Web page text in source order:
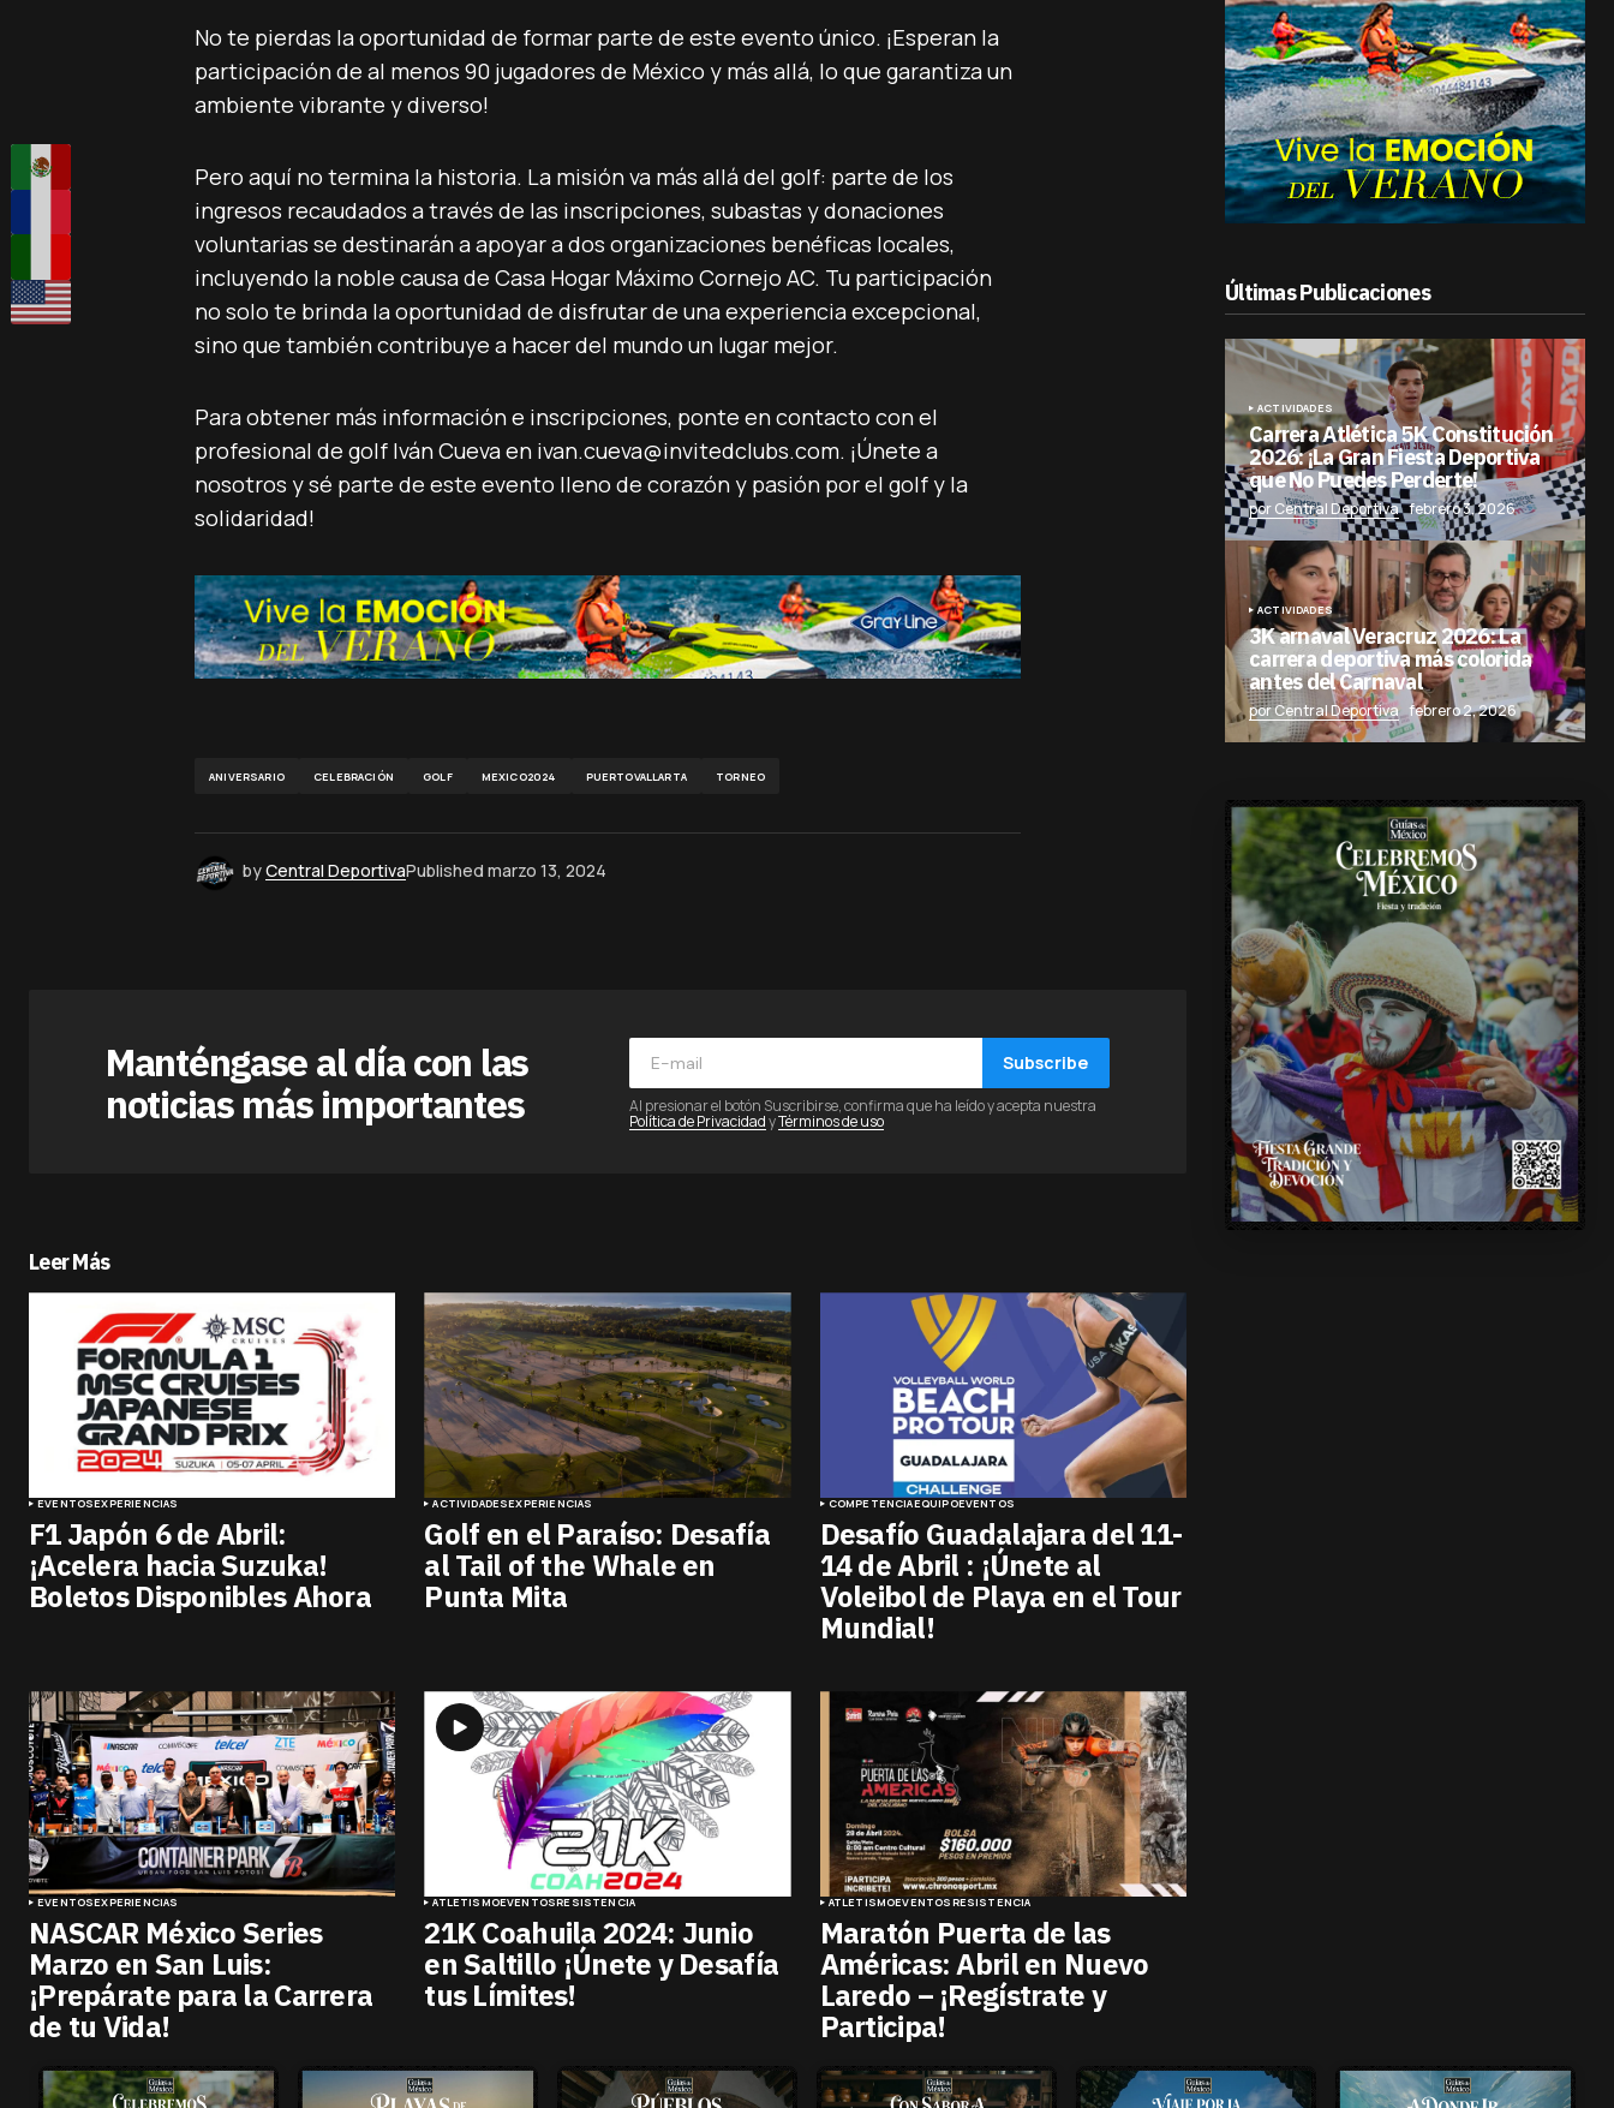
No te pierdas la oportunidad de formar parte de este evento único. ¡Esperan la
participación de al menos 90 jugadores de México y más allá, lo que garantiza un
ambiente vibrante y diverso!
Pero aquí no termina la historia. La misión va más allá del golf: parte de los
ingresos recaudados a través de las inscripciones, subastas y donaciones
voluntarias se destinarán a apoyar a dos organizaciones benéficas locales,
incluyendo la noble causa de Casa Hogar Máximo Cornejo AC. Tu participación
no solo te brinda la oportunidad de disfrutar de una experiencia excepcional,
sino que también contribuye a hacer del mundo un lugar mejor.
Para obtener más información e inscripciones, ponte en contacto con el
profesional de golf Iván Cueva en ivan.cueva@invitedclubs.com. ¡Únete a
nosotros y sé parte de este evento lleno de corazón y pasión por el golf y la
solidaridad!
ANIVERSARIO CELEBRACIÓN GOLF MEXICO2024 PUERTOVALLARTA TORNEO
byCentral DeportivaPublished marzo 13, 2024
Manténgase al día con las
noticias más importantes
Subscribe
Al presionar el botón Suscribirse, confirma que ha leído y acepta nuestra
Política de PrivacidadyTérminos de uso
Leer Más
EVENTOSEXPERIENCIAS
F1 Japón 6 de Abril:
¡Acelera hacia Suzuka!
Boletos Disponibles Ahora
ACTIVIDADESEXPERIENCIAS
Golf en el Paraíso: Desafía
al Tail of the Whale en
Punta Mita
COMPETENCIAEQUIPOEVENTOS
Desafío Guadalajara del 11-
14 de Abril : ¡Únete al
Voleibol de Playa en el Tour
Mundial!
EVENTOSEXPERIENCIAS
NASCAR México Series
Marzo en San Luis:
¡Prepárate para la Carrera
de tu Vida!
ATLETISMOEVENTOSRESISTENCIA
21K Coahuila 2024: Junio
en Saltillo ¡Únete y Desafía
tus Límites!
ATLETISMOEVENTOSRESISTENCIA
Maratón Puerta de las
Américas: Abril en Nuevo
Laredo – ¡Regístrate y
Participa!
Últimas Publicaciones
ACTIVIDADES
Carrera Atlética 5K Constitución
2026: ¡La Gran Fiesta Deportiva
que No Puedes Perderte!
por Central Deportiva febrero 3, 2026
ACTIVIDADES
3K arnaval Veracruz 2026: La
carrera deportiva más colorida
antes del Carnaval
por Central Deportiva febrero 2, 2026